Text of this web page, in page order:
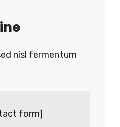
nisl fermentum
form]